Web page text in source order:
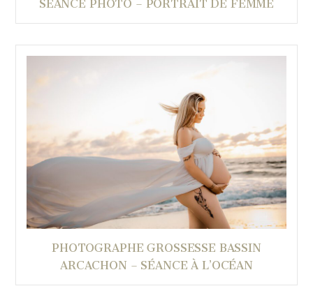
SÉANCE PHOTO – PORTRAIT DE FEMME
PHOTOGRAPHE GROSSESSE BASSIN
ARCACHON – SÉANCE À L’OCÉAN